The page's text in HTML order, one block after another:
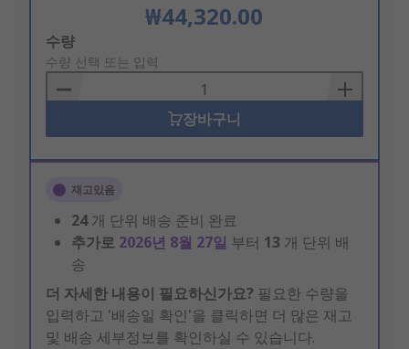
₩44,320.00
Add
to
Basket
수량
수량 선택 또는 입력
장바구니
재고있음
24개 단위 배송 준비 완료
추가로 2026년 8월 27일 부터 13 개 단위 배
송
더 자세한 내용이 필요하신가요? 필요한 수량을
입력하고 '배송일 확인'을 클릭하면 더 많은 재고
및 배송 세부정보를 확인하실 수 있습니다.